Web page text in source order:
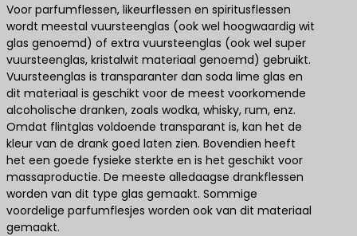
Voor parfumflessen, likeurflessen en spiritusflessen
wordt meestal vuursteenglas (ook wel hoogwaardig wit
glas genoemd) of extra vuursteenglas (ook wel super
vuursteenglas, kristalwit materiaal genoemd) gebruikt.
Vuursteenglas is transparanter dan soda lime glas en
dit materiaal is geschikt voor de meest voorkomende
alcoholische dranken, zoals wodka, whisky, rum, enz.
Omdat flintglas voldoende transparant is, kan het de
kleur van de drank goed laten zien. Bovendien heeft
het een goede fysieke sterkte en is het geschikt voor
massaproductie. De meeste alledaagse drankflessen
worden van dit type glas gemaakt. Sommige
voordelige parfumflesjes worden ook van dit materiaal
gemaakt.